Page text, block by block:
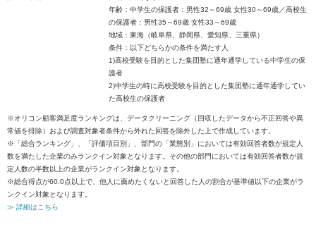
年齢：中学生の保護者：男性32～69歳 女性30～69歳／高校生
の保護者：男性35～69歳 女性33～69歳
地域：東海（岐阜県、静岡県、愛知県、三重県）
条件：以下どちらかの条件を満たす人
1)高校受験を目的とした集団塾に通年通学している中学生の保
護者
2)中学生の時に高校受験を目的とした集団塾に通年通学してい
た高校生の保護者
※オリコン顧客満足度ランキングは、データクリーニング（回収したデータから不正回答や異
常値を排除）および調査対象者条件から外れた回答を除外した上で作成しています。
※「総合ランキング」、「評価項目別」、部門の「業態別」においては有効回答者数が規定人
数を満たした企業のみランクイン対象となります。その他の部門においては有効回答者数が規
定人数の半数以上の企業がランクイン対象となります。
※総合得点が60.0点以上で、他人に薦めたくないと回答した人の割合が基準値以下の企業がラ
ンクイン対象となります。
≫ 詳細はこちら